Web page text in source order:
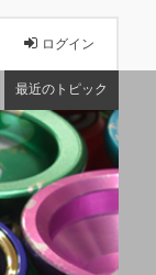
ログイン
最近のトピック